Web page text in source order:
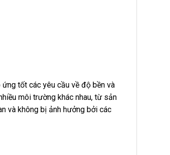
tốt các yêu cầu về độ bền và
môi trường khác nhau, từ sản
và không bị ảnh hưởng bởi các